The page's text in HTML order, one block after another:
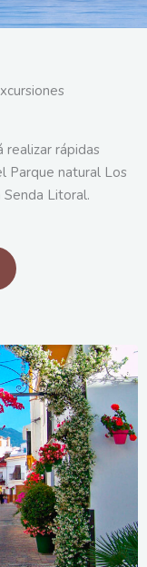
rápidas
Parque natural Los
Litoral.